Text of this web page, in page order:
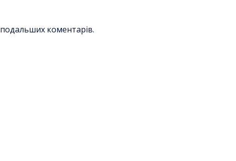
коментарів.